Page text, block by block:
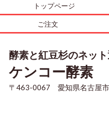
トップページ
ご注文
酵素と紅豆杉のネッ
ケンコー酵素
〒463-0067 愛知県名古屋市